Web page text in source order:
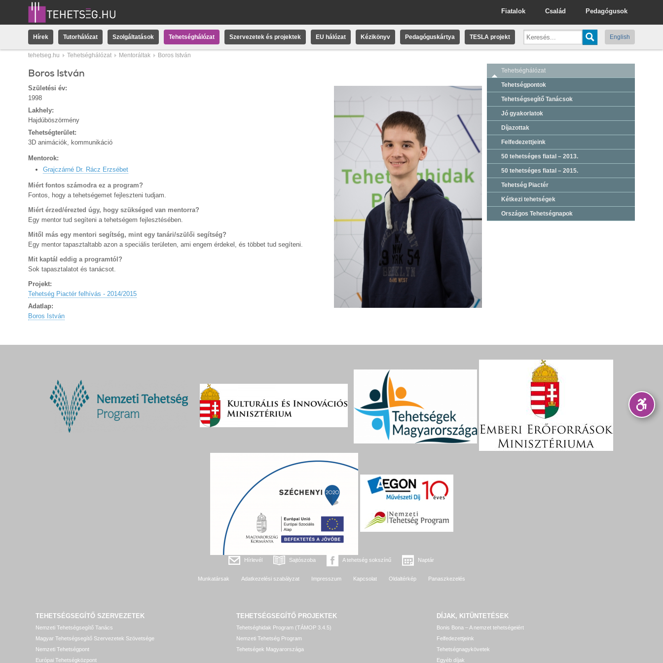
Pedagógusok
Család
Fiatalok
Hírek Tutorhálózat Szolgáltatások Tehetséghálózat Szervezetek és projektek EU hálózat Kézikönyv Pedagóguskártya TESLA projekt English
tehetseg.hu Tehetséghálózat Mentoráltak Boros István
Boros István
Születési év:
1998
Lakhely:
Hajdúböszörmény
Tehetségterület:
3D animációk, kommunikáció
Mentorok:
Grajczárné Dr. Rácz Erzsébet
Miért fontos számodra ez a program?
Fontos, hogy a tehetségemet fejleszteni tudjam.
Miért érzed/érezted úgy, hogy szükséged van mentorra?
Egy mentor tud segíteni a tehetségem fejlesztésében.
Mitől más egy mentori segítség, mint egy tanári/szülői segítség?
Egy mentor tapasztaltabb azon a speciális területen, ami engem érdekel, és többet tud segíteni.
Mit kaptál eddig a programtól?
Sok tapasztalatot és tanácsot.
Projekt:
Tehetség Piactér felhívás - 2014/2015
Adatlap:
Boros István
Tehetséghálózat
Tehetségpontok
Tehetségsegítő Tanácsok
Jó gyakorlatok
Díjazottak
Felfedezettjeink
50 tehetséges fiatal – 2013.
50 tehetséges fiatal – 2015.
Tehetség Piactér
Kétkezi tehetségek
Országos Tehetségnapok
Hírlevél Sajtószoba A tehetség sokszínű Naptár
Munkatársak Adatkezelési szabályzat Impresszum Kapcsolat Oldaltérkép Panaszkezelés
TEHETSÉGSEGÍTŐ SZERVEZETEK
Nemzeti Tehetségsegítő Tanács
Magyar Tehetségsegítő Szervezetek Szövetsége
Nemzeti Tehetségpont
Európai Tehetségközpont
TEHETSÉGSEGÍTŐ PROJEKTEK
Tehetséghidak Program (TÁMOP 3.4.5)
Nemzeti Tehetség Program
Tehetségek Magyarországa
DÍJAK, KITÜNTETÉSEK
Bonis Bona – A nemzet tehetségeiért
Felfedezettjeink
Tehetségnagykövetek
Egyéb díjak